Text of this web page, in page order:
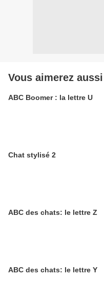
Vous aimerez aussi
ABC Boomer : la lettre U
Chat stylisé 2
ABC des chats: le lettre Z
ABC des chats: le lettre Y